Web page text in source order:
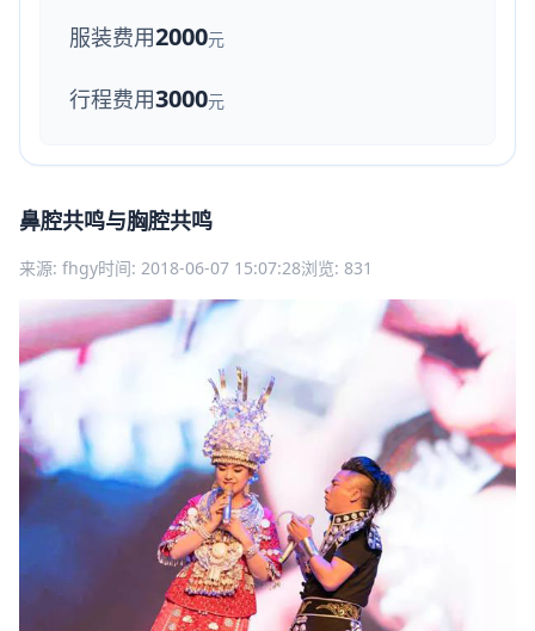
服装费用2000元
行程费用3000元
鼻腔共鸣与胸腔共鸣
来源: fhgy时间: 2018-06-07 15:07:28浏览: 831